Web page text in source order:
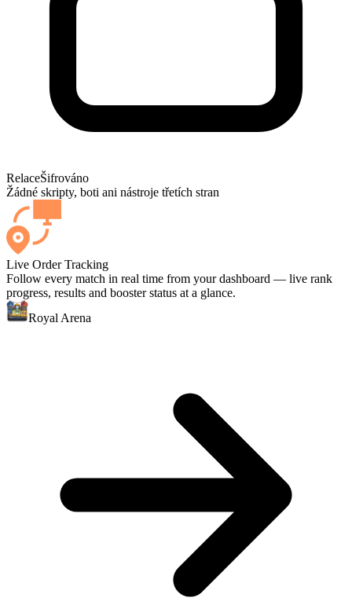
RelaceŠifrováno
Žádné skripty, boti ani nástroje třetích stran
Live Order Tracking
Follow every match in real time from your dashboard — live rank
progress, results and booster status at a glance.
Royal Arena